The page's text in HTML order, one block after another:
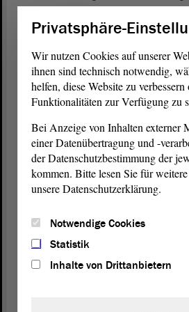
bündelt Informationen, es gibt
aber es ist kein
angeschlossen werden muss. Es
eine bestimmte Technologie zu
Orientierung und diese
Aber am Ende müssen die
selbst entscheiden können,
wollen.
Und noch etwas: Wir werben für
Offenheit gegenüber regional
sieht die Energieversorgung
Altmark. Dessau hat andere
Stendal, Halle andere als
Privatsphäre-
Wir nutzen Cookies auf unserer
ihnen sind technisch notwendig,
helfen, diese Website zu
Funktionalitäten zur Verfügung zu
Bei Anzeige von Inhalten externer
einer Datenübertragung und -
der Datenschutzbestimmung der
kommen. Bitte lesen Sie für
unsere Datenschutzerklärung.
Notwendige Cookies
Statistik
Inhalte von Drittanbietern